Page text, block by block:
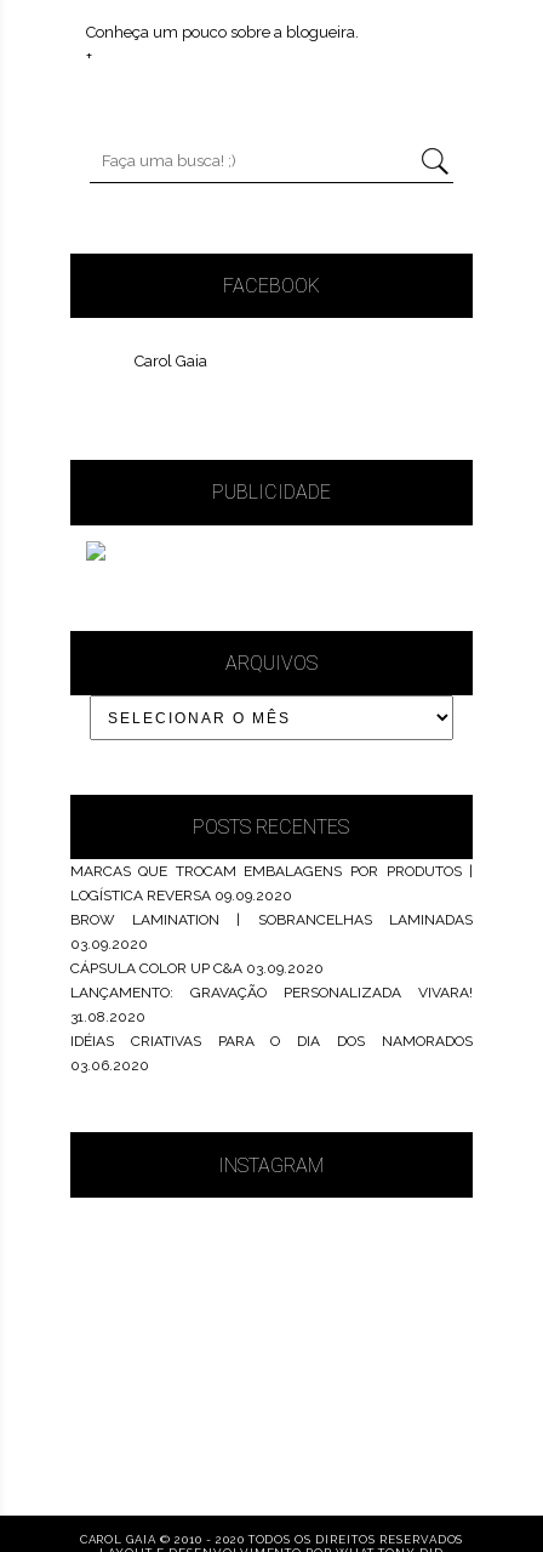
Conheça um pouco sobre a blogueira.
+
FACEBOOK
Carol Gaia
PUBLICIDADE
ARQUIVOS
POSTS RECENTES
MARCAS QUE TROCAM EMBALAGENS POR PRODUTOS |
LOGÍSTICA REVERSA 09.09.2020
BROW LAMINATION | SOBRANCELHAS LAMINADAS
03.09.2020
CÁPSULA COLOR UP C&A 03.09.2020
LANÇAMENTO: GRAVAÇÃO PERSONALIZADA VIVARA!
31.08.2020
IDÉIAS CRIATIVAS PARA O DIA DOS NAMORADOS
03.06.2020
INSTAGRAM
CAROL GAIA © 2010 - 2020 TODOS OS DIREITOS RESERVADOS